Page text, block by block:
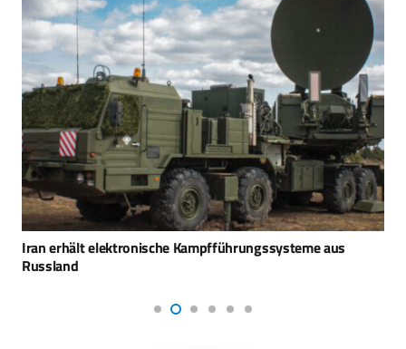
Iran erhält elektronische Kampfführungssysteme aus
Russland